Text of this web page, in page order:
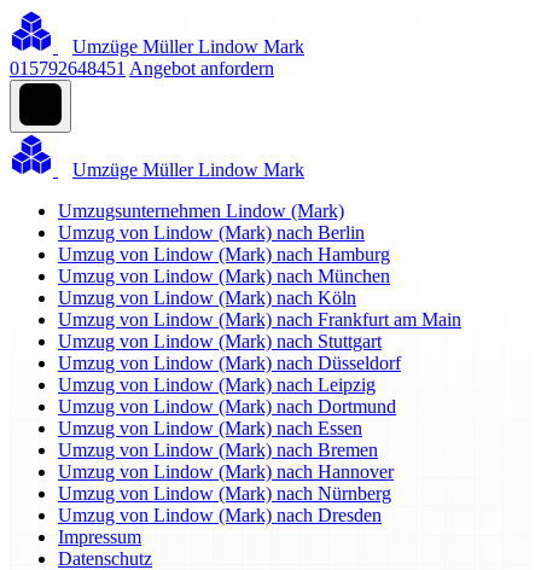
Umzüge Müller Lindow Mark
015792648451 Angebot anfordern
Umzüge Müller Lindow Mark
Umzugsunternehmen Lindow (Mark)
Umzug von Lindow (Mark) nach Berlin
Umzug von Lindow (Mark) nach Hamburg
Umzug von Lindow (Mark) nach München
Umzug von Lindow (Mark) nach Köln
Umzug von Lindow (Mark) nach Frankfurt am Main
Umzug von Lindow (Mark) nach Stuttgart
Umzug von Lindow (Mark) nach Düsseldorf
Umzug von Lindow (Mark) nach Leipzig
Umzug von Lindow (Mark) nach Dortmund
Umzug von Lindow (Mark) nach Essen
Umzug von Lindow (Mark) nach Bremen
Umzug von Lindow (Mark) nach Hannover
Umzug von Lindow (Mark) nach Nürnberg
Umzug von Lindow (Mark) nach Dresden
Impressum
Datenschutz